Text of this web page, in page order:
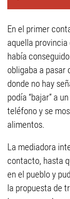
En el primer
aquella
había
obligaba a pasar
donde no hay
podía “bajar” a
teléfono y se
alimentos.
La mediadora
contacto, hasta
en el pueblo y
la propuesta de